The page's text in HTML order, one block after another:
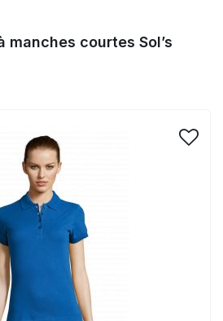
manches courtes Sol’s